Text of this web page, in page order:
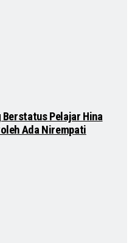
Pelajar Hina
Ada Nirempati